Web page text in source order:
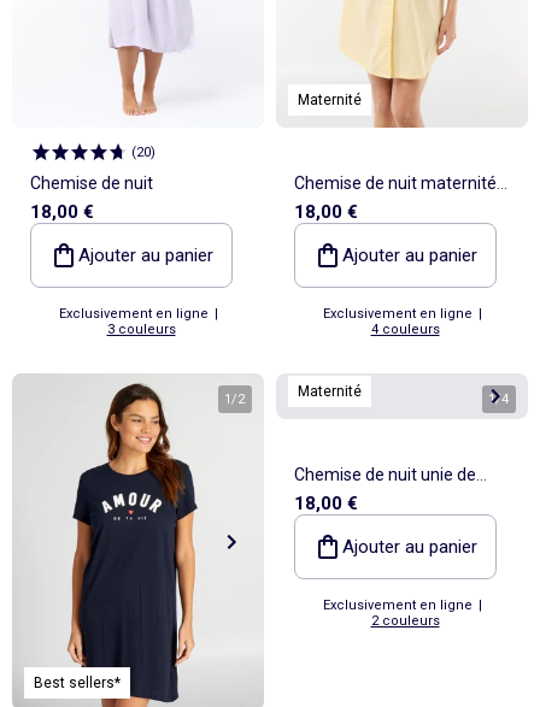
(20)
Chemise de nuit
18,00 €
Ajouter au panier
Exclusivement en ligne |
3 couleurs
Maternité
Chemise de nuit maternité
boutonnée
18,00 €
Ajouter au panier
Exclusivement en ligne |
4 couleurs
Best sellers*
1/2 Maternité 1/4
Chemise de nuit unie de
maternité
18,00 €
Ajouter au panier
Exclusivement en ligne |
2 couleurs